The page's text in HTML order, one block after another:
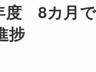
度 8カ月
捗